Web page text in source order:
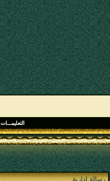
التعليمـــات
رسالة إدارية